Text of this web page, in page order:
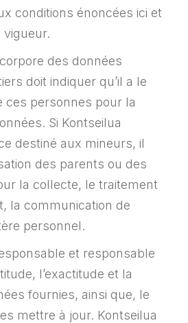
conditions énoncées ici et
vigueur.
des données
doit indiquer qu’il a le
ces personnes pour la
Si Kontseilua
destiné aux mineurs, il
des parents ou des
la collecte, le traitement
la communication de
personnel.
et responsable
l’exactitude et la
fournies, ainsi que, le
mettre à jour. Kontseilua